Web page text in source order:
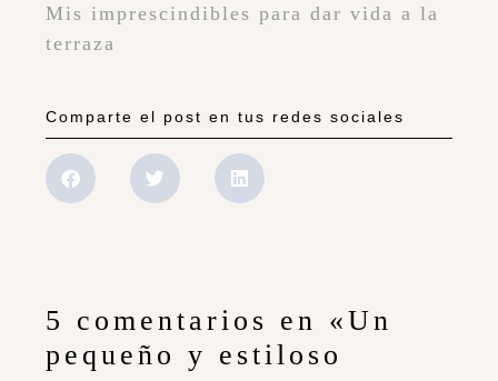
Mis imprescindibles para dar vida a la
terraza
Comparte el post en tus redes sociales
5 comentarios en «Un
pequeño y estiloso